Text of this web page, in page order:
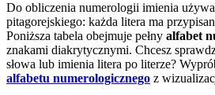
Do obliczenia numerologii imienia
pitagorejskiego: każda litera ma
Poniższa tabela obejmuje pełny alfabet
znakami diakrytycznymi. Chcesz
słowa lub imienia litera po literze?
alfabetu numerologicznego z